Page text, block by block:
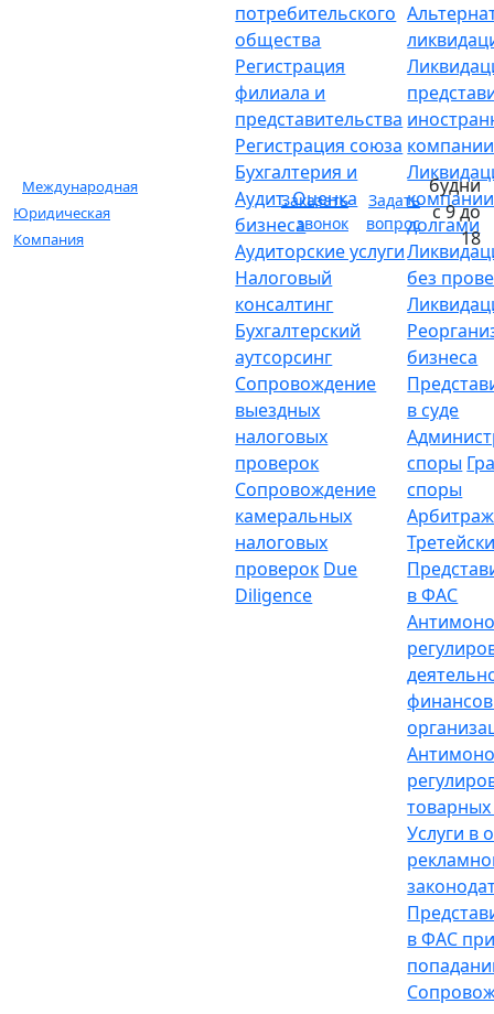
Международная
Юридическая
Компания
потребительского
общества
Регистрация
филиала и
представительства
Регистрация союза
Бухгалтерия и
Аудит. Оценка
бизнеса
Аудиторские услуги
Налоговый
консалтинг
Бухгалтерский
аутсорсинг
Сопровождение
выездных
налоговых
проверок
Сопровождение
камеральных
налоговых
проверок Due
Diligence
компании
долгами
без
бизнеса
в суде
споры
споры
в ФАС
Услуги в
в ФАС
Заказать
звонок
Задать
вопрос
будни
с 9 до
18